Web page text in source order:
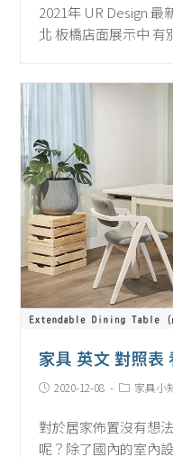
2021年 UR Design 最
北 板橋店面展示中 有
家具 英文 對照表
Post2020-12-08
Post家具小
對於居家佈置沒有想
呢？除了國內的室內